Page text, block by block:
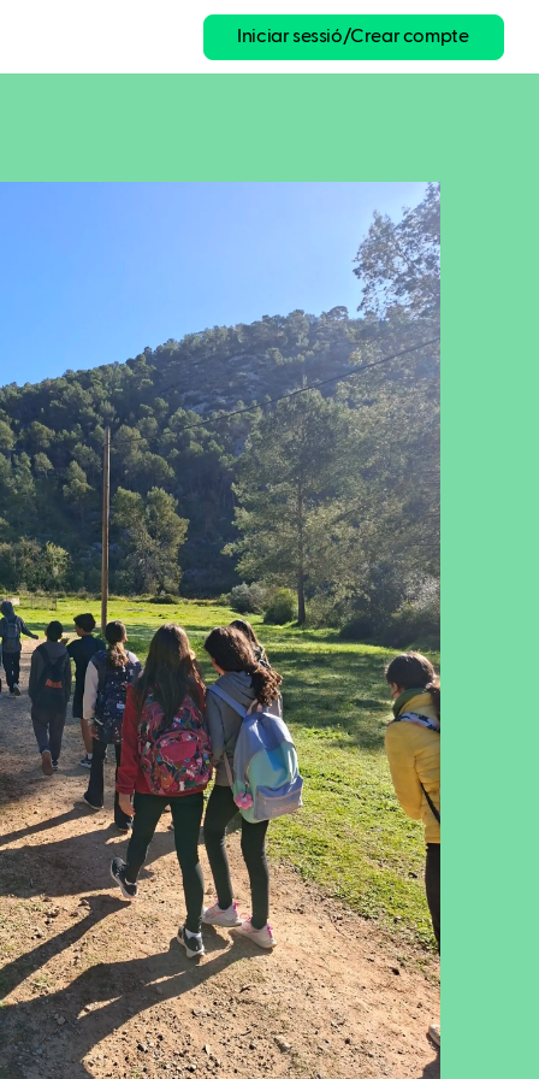
Iniciar sessió/Crear compte
Twitter
LinkedIn
WhatsApp
Reddit
Gmail
Email